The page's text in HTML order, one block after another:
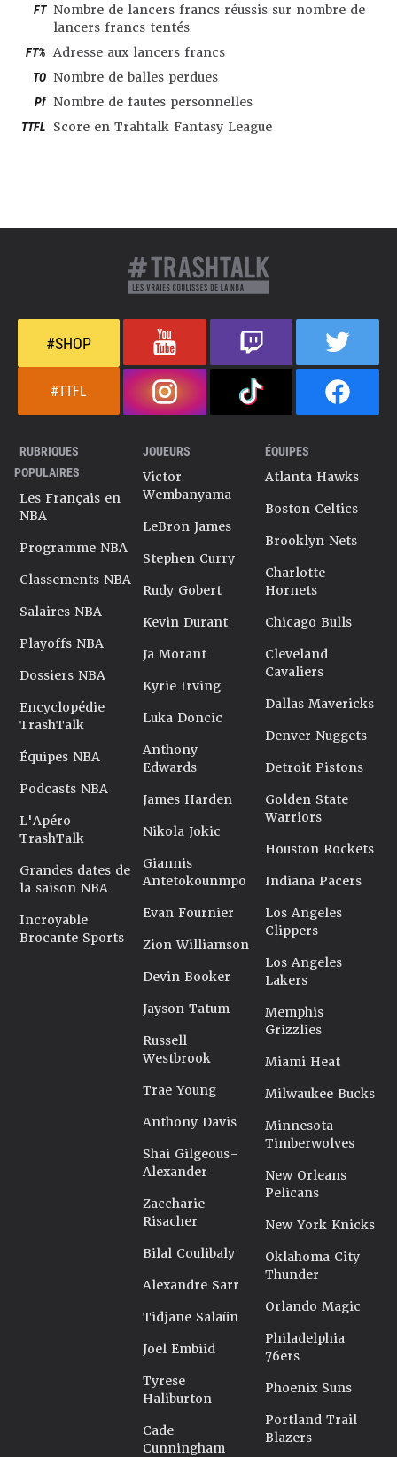
FT Nombre de lancers francs réussis sur nombre de
lancers francs tentés
FT% Adresse aux lancers francs
TO Nombre de balles perdues
Pf Nombre de fautes personnelles
TTFL Score en Trahtalk Fantasy League
#SHOP
#TTFL
RUBRIQUES
POPULAIRES
Les Français en
NBA
Programme NBA
Classements NBA
Salaires NBA
Playoffs NBA
Dossiers NBA
Encyclopédie
TrashTalk
Équipes NBA
Podcasts NBA
L'Apéro
TrashTalk
Grandes dates de
la saison NBA
Incroyable
Brocante Sports
JOUEURS
Victor
Wembanyama
LeBron James
Stephen Curry
Rudy Gobert
Kevin Durant
Ja Morant
Kyrie Irving
Luka Doncic
Anthony
Edwards
James Harden
Nikola Jokic
Giannis
Antetokounmpo
Evan Fournier
Zion Williamson
Devin Booker
Jayson Tatum
Russell
Westbrook
Trae Young
Anthony Davis
Shai Gilgeous-
Alexander
Zaccharie
Risacher
Bilal Coulibaly
Alexandre Sarr
Tidjane Salaün
Joel Embiid
Tyrese
Haliburton
Cade
Cunningham
ÉQUIPES
Atlanta Hawks
Boston Celtics
Brooklyn Nets
Charlotte
Hornets
Chicago Bulls
Cleveland
Cavaliers
Dallas Mavericks
Denver Nuggets
Detroit Pistons
Golden State
Warriors
Houston Rockets
Indiana Pacers
Los Angeles
Clippers
Los Angeles
Lakers
Memphis
Grizzlies
Miami Heat
Milwaukee Bucks
Minnesota
Timberwolves
New Orleans
Pelicans
New York Knicks
Oklahoma City
Thunder
Orlando Magic
Philadelphia
76ers
Phoenix Suns
Portland Trail
Blazers